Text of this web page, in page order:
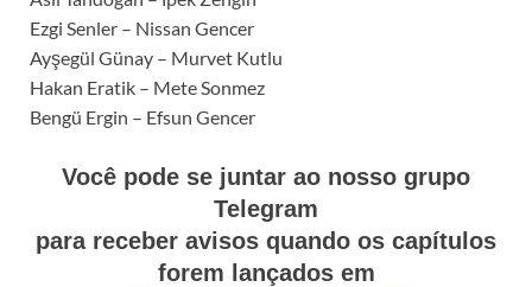
Ezgi Senler – Nissan Gencer
Ayşegül Günay – Murvet Kutlu
Hakan Eratik – Mete Sonmez
Bengü Ergin – Efsun Gencer
Você pode se juntar ao nosso grupo
Telegram
para receber avisos quando os capítulos
forem lançados em